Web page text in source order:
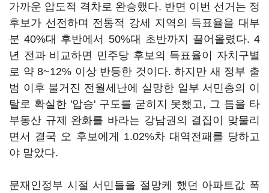
가까운 압도적 격차로 완승했다. 반면 이번 선거는 정
후보가 선전하며 전통적 강세 지역의 득표율을 대부
분 40%대 후반에서 50%대 초반까지 끌어올렸다. 4
년 전과 비교하면 민주당 후보의 득표율이 자치구별
로 약 8~12% 이상 반등한 것이다. 하지만 새 정부 출
범 이후 불거진 전월세난에 실망한 일부 서민층의 이
탈로 확실한 '압승' 구도를 굳히지 못했고, 그 틈을 타
부동산 규제 완화를 바라는 강남권의 결집이 맞물리
면서 결국 오 후보에게 1.02%차 대역전패를 당하고
야 말았다.
문재인정부 시절 서민들을 절망케 했던 아파트값 폭